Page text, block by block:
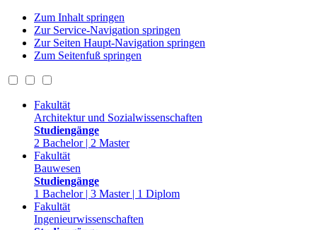
Zum Inhalt springen
Zur Service-Navigation springen
Zur Seiten Haupt-Navigation springen
Zum Seitenfuß springen
Fakultät
Architektur und Sozialwissenschaften
Studiengänge
2 Bachelor | 2 Master
Fakultät
Bauwesen
Studiengänge
1 Bachelor | 3 Master | 1 Diplom
Fakultät
Ingenieurwissenschaften